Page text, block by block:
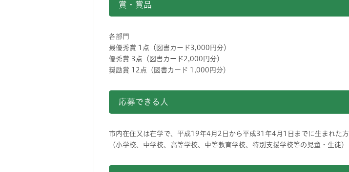
賞・賞品
各部門
最優秀賞 1点（図書カード3,000円分）
優秀賞 3点（図書カード2,000円分）
奨励賞 12点（図書カード 1,000円分）
応募できる人
市内在住又は在学で、平成19年4月2日から平成31年4月1日までに生まれた方
（小学校、中学校、高等学校、中等教育学校、特別支援学校等の児童・生徒）